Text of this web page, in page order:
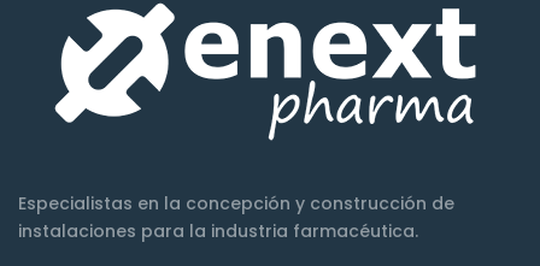
Especialistas en la concepción y construcción de
instalaciones para la industria farmacéutica.